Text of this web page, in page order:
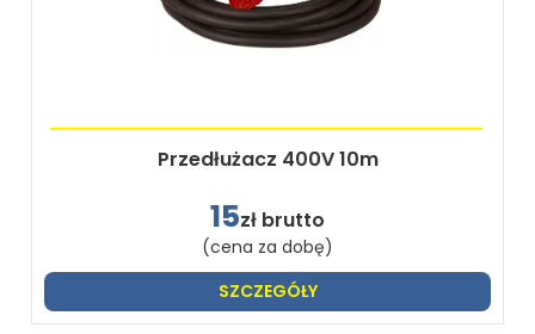
Przedłużacz 400V 10m
15zł brutto
(cena za dobę)
SZCZEGÓŁY